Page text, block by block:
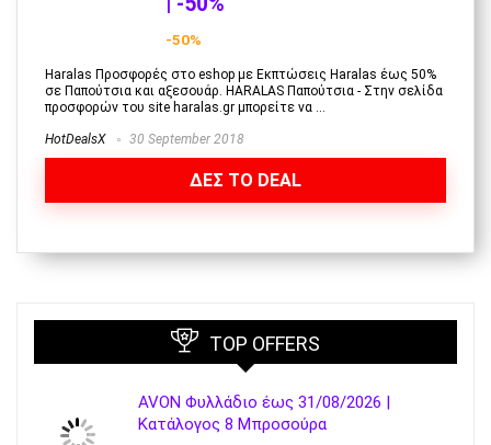
-50%
Haralas Προσφορές στο eshop με Εκπτώσεις Haralas έως 50%
σε Παπούτσια και αξεσουάρ. HARALAS Παπούτσια - Στην σελίδα
προσφορών του site haralas.gr μπορείτε να ...
HotDealsX 30 September 2018
ΔΕΣ ΤΟ DEAL
TOP OFFERS
AVON Φυλλάδιο έως 31/08/2026 |
Κατάλογος 8 Μπροσούρα